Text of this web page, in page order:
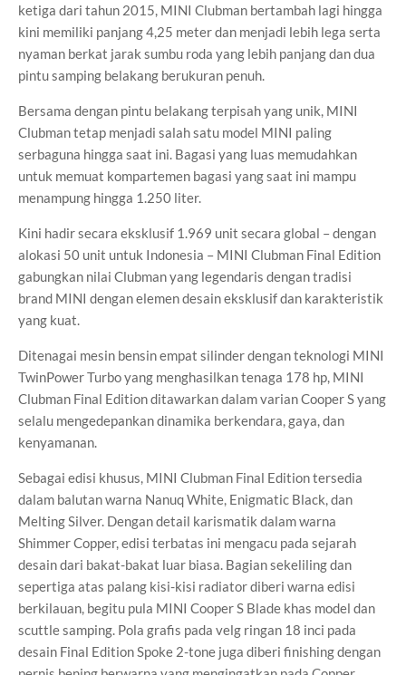
ketiga dari tahun 2015, MINI Clubman bertambah lagi hingga
kini memiliki panjang 4,25 meter dan menjadi lebih lega serta
nyaman berkat jarak sumbu roda yang lebih panjang dan dua
pintu samping belakang berukuran penuh.
Bersama dengan pintu belakang terpisah yang unik, MINI
Clubman tetap menjadi salah satu model MINI paling
serbaguna hingga saat ini. Bagasi yang luas memudahkan
untuk memuat kompartemen bagasi yang saat ini mampu
menampung hingga 1.250 liter.
Kini hadir secara eksklusif 1.969 unit secara global – dengan
alokasi 50 unit untuk Indonesia – MINI Clubman Final Edition
gabungkan nilai Clubman yang legendaris dengan tradisi
brand MINI dengan elemen desain eksklusif dan karakteristik
yang kuat.
Ditenagai mesin bensin empat silinder dengan teknologi MINI
TwinPower Turbo yang menghasilkan tenaga 178 hp, MINI
Clubman Final Edition ditawarkan dalam varian Cooper S yang
selalu mengedepankan dinamika berkendara, gaya, dan
kenyamanan.
Sebagai edisi khusus, MINI Clubman Final Edition tersedia
dalam balutan warna Nanuq White, Enigmatic Black, dan
Melting Silver. Dengan detail karismatik dalam warna
Shimmer Copper, edisi terbatas ini mengacu pada sejarah
desain dari bakat-bakat luar biasa. Bagian sekeliling dan
sepertiga atas palang kisi-kisi radiator diberi warna edisi
berkilauan, begitu pula MINI Cooper S Blade khas model dan
scuttle samping. Pola grafis pada velg ringan 18 inci pada
desain Final Edition Spoke 2-tone juga diberi finishing dengan